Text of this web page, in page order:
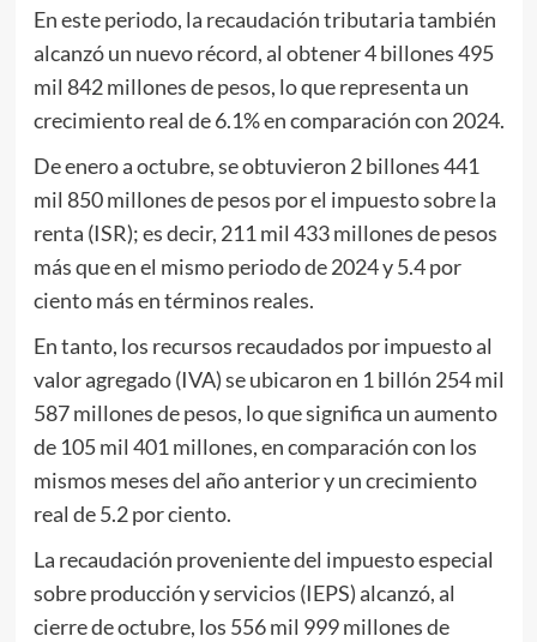
En este periodo, la recaudación tributaria también
alcanzó un nuevo récord, al obtener 4 billones 495
mil 842 millones de pesos, lo que representa un
crecimiento real de 6.1% en comparación con 2024.
De enero a octubre, se obtuvieron 2 billones 441
mil 850 millones de pesos por el impuesto sobre la
renta (ISR); es decir, 211 mil 433 millones de pesos
más que en el mismo periodo de 2024 y 5.4 por
ciento más en términos reales.
En tanto, los recursos recaudados por impuesto al
valor agregado (IVA) se ubicaron en 1 billón 254 mil
587 millones de pesos, lo que significa un aumento
de 105 mil 401 millones, en comparación con los
mismos meses del año anterior y un crecimiento
real de 5.2 por ciento.
La recaudación proveniente del impuesto especial
sobre producción y servicios (IEPS) alcanzó, al
cierre de octubre, los 556 mil 999 millones de